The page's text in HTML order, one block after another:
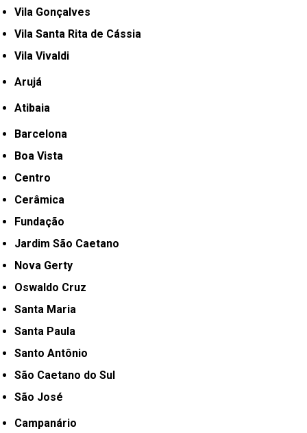
Vila Gonçalves
Vila Santa Rita de Cássia
Vila Vivaldi
Arujá
Atibaia
Barcelona
Boa Vista
Centro
Cerâmica
Fundação
Jardim São Caetano
Nova Gerty
Oswaldo Cruz
Santa Maria
Santa Paula
Santo Antônio
São Caetano do Sul
São José
Campanário